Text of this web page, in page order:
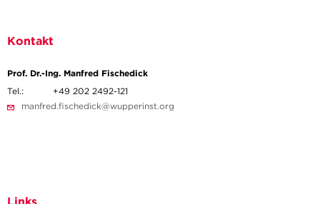
Kontakt
Prof. Dr.-Ing. Manfred Fischedick
Tel.:
+49 202 2492-121
manfred.fischedick@wupperinst.org